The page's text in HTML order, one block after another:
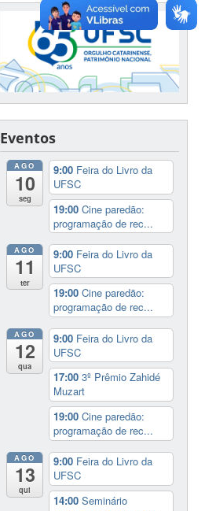
Eventos
AGO
10
seg
9:00 Feira do Livro da
UFSC
19:00Cine paredão:
programação de rec...
AGO
11
ter
9:00 Feira do Livro da
UFSC
19:00Cine paredão:
programação de rec...
AGO
12
qua
9:00 Feira do Livro da
UFSC
17:003º Prêmio Zahidé
Muzart
19:00Cine paredão:
programação de rec...
AGO
13
qui
9:00 Feira do Livro da
UFSC
14:00Seminário